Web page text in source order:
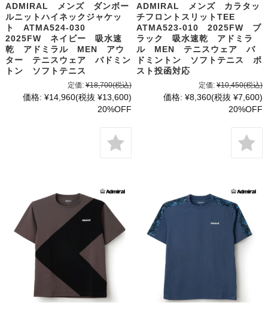
ADMIRAL メンズ ダンボー
ルニットハイネックジャケッ
ト ATMA524-030
2025FW ネイビー 吸水速
乾 アドミラル MEN アウ
ター テニスウェア バドミン
トン ソフトテニス
定価: ¥18,700(税込)
価格: ¥14,960(税抜 ¥13,600)
20%OFF
ADMIRAL メンズ カラタッ
チフロントスリットTEE
ATMA523-010 2025FW ブ
ラック 吸水速乾 アドミラ
ル MEN テニスウェア バ
ドミントン ソフトテニス ポ
スト投函対応
定価: ¥10,450(税込)
価格: ¥8,360(税抜 ¥7,600)
20%OFF